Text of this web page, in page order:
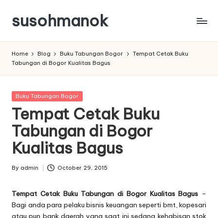
Skip
content
susohmanok
Home Blog Buku Tabungan Bogor
Tempat Cetak Buku
Tabungan di Bogor Kualitas Bagus
Posted
Buku Tabungan Bogor
Tempat Cetak Buku
Tabungan di Bogor
Kualitas Bagus
Posted
By admin October 29, 2015
Tempat Cetak Buku Tabungan di Bogor Kualitas Bagus –
Bagi anda para pelaku bisnis keuangan seperti bmt, kopesari
atau pun bank daerah yang saat ini sedang kehabisan stok